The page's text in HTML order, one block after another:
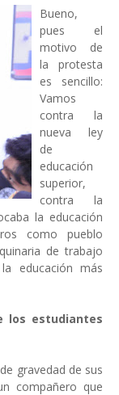
Bueno,
pues el
motivo de
la protesta
es sencillo:
Vamos
contra la
nueva ley
de
educación
superior,
contra la
la educación
como pueblo
de trabajo
educación más
los estudiantes
gravedad de sus
compañero que